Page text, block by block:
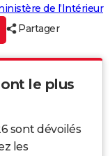
de l’Intérieur
Partager
le plus
sont dévoilés
les